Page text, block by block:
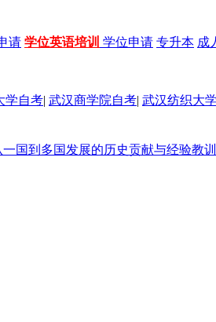
请 学位英语培训 学位申请 专升本 成
学自考| 武汉商学院自考| 武汉纺织大
国到多国发展的历史贡献与经验教训